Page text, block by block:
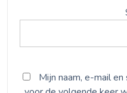
Mijn naam, e-mail